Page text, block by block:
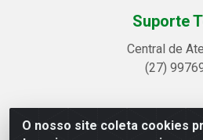
O nosso site coleta cookies
Suporte
Central de
(27)
Linhavix Distribuidora LTDA -